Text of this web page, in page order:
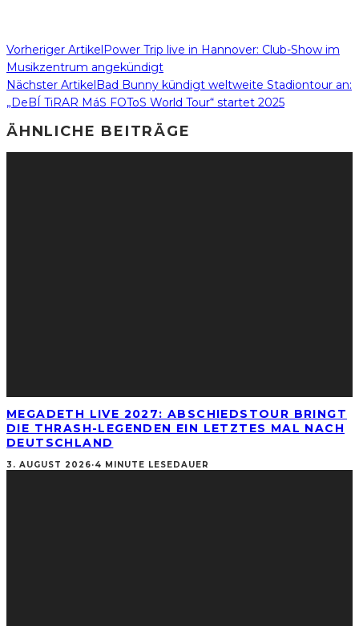
Vorheriger Artikel Power Trip live in Hannover: Club-Show im
Musikzentrum angekündigt
Nächster Artikel Bad Bunny kündigt weltweite Stadiontour an:
„DeBÍ TiRAR MáS FOToS World Tour“ startet 2025
ÄHNLICHE BEITRÄGE
MEGADETH LIVE 2027: ABSCHIEDSTOUR BRINGT
DIE THRASH-LEGENDEN EIN LETZTES MAL NACH
DEUTSCHLAND
3. AUGUST 2026·4 MINUTE LESEDAUER